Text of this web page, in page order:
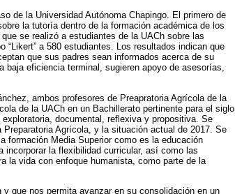
de la Universidad Autónoma Chapingo. El primero de
la tutoría dentro de la formación académica de los
se realizó a estudiantes de la UACh sobre las
a 580 estudiantes. Los resultados indican que
que sus padres sean informados acerca de su
baja eficiencia terminal, sugieren apoyo de asesorías,
ambos profesores de Preapratoria Agrícola de la
de la UACh en un Bachillerato pertinente para el siglo
documental, reflexiva y propositiva. Se
Agrícola, y la situación actual de 2017. Se
formación Media Superior como es la educación
incorporar la flexibilidad curricular, así como las
la vida con enfoque humanista, como parte de la
que nos permita avanzar en su consolidación en un